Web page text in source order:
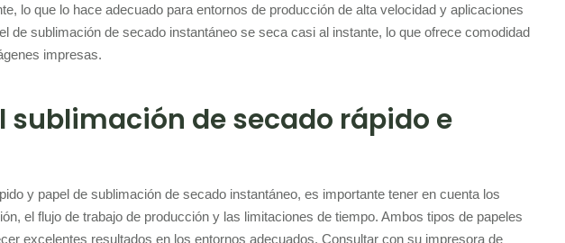
lo que lo hace adecuado para entornos de producción de alta velocidad y aplicaciones
de sublimación de secado instantáneo se seca casi al instante, lo que ofrece comodidad
impresas.
sublimación de secado rápido e
y papel de sublimación de secado instantáneo, es importante tener en cuenta los
el flujo de trabajo de producción y las limitaciones de tiempo. Ambos tipos de papeles
excelentes resultados en los entornos adecuados. Consultar con su impresora de